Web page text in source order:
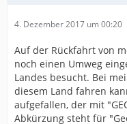
4. Dezember 2017 um 00:20
Auf der Rückfahrt von
noch einen Umweg
Landes besucht. Bei
diesem Land fahren
aufgefallen, der mit
Abkürzung steht für